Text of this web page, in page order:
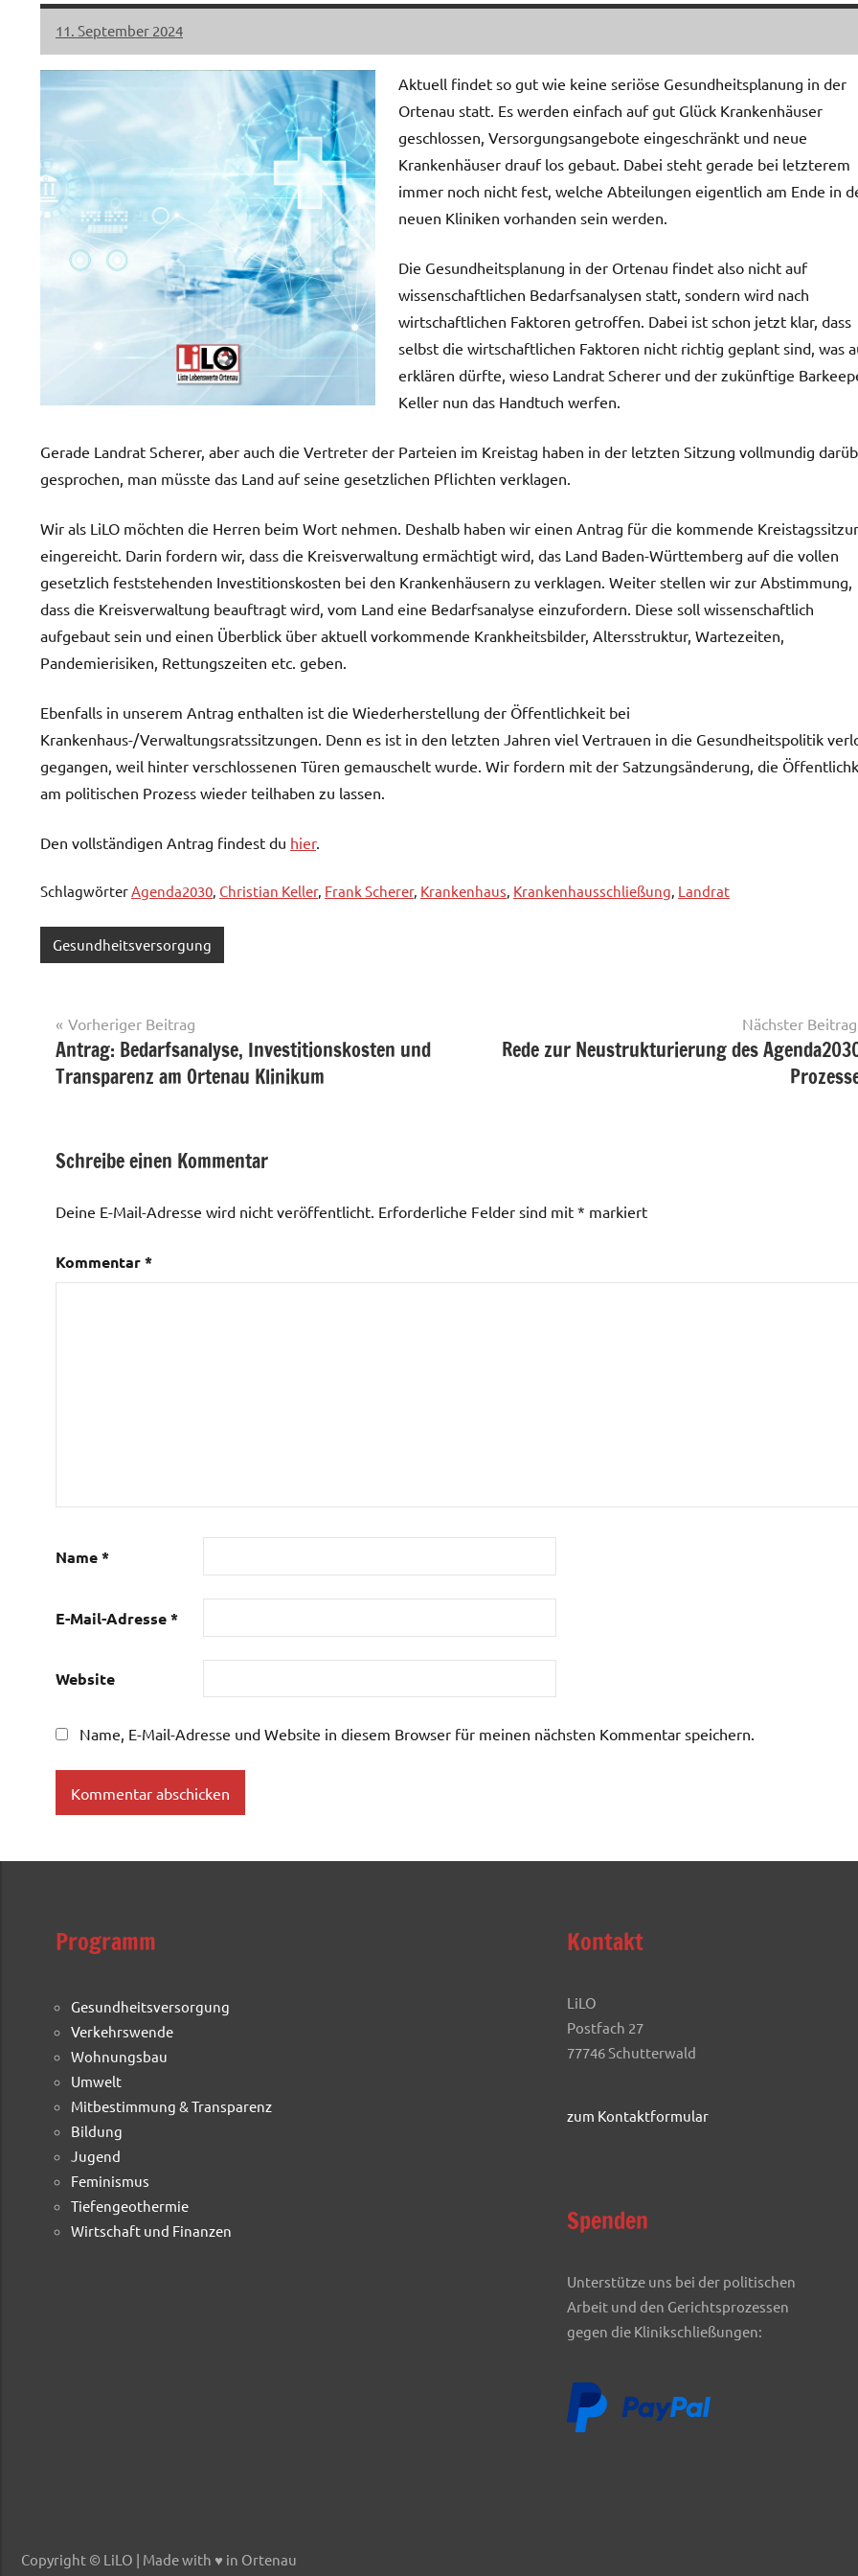
11. September 2024
LiLO
Keine
Kommentare
Aktuell findet so gut wie keine seriöse Gesundheitsplanung in der
Ortenau statt. Es werden einfach auf gut Glück Krankenhäuser
geschlossen, Versorgungsangebote eingeschränkt und neue
Krankenhäuser drauf los gebaut. Dabei steht gerade bei letzterem
immer noch nicht fest, welche Abteilungen eigentlich am Ende in
neuen Kliniken vorhanden sein werden.
Die Gesundheitsplanung in der Ortenau findet also nicht auf
wissenschaftlichen Bedarfsanalysen statt, sondern wird nach
wirtschaftlichen Faktoren getroffen. Dabei ist schon jetzt klar, dass
selbst die wirtschaftlichen Faktoren nicht richtig geplant sind, was
erklären dürfte, wieso Landrat Scherer und der zukünftige
Keller nun das Handtuch werfen.
Gerade Landrat Scherer, aber auch die Vertreter der Parteien im Kreistag haben in der letzten Sitzung vollmundig
gesprochen, man müsste das Land auf seine gesetzlichen Pflichten verklagen.
Wir als LiLO möchten die Herren beim Wort nehmen. Deshalb haben wir einen Antrag für die kommende
eingereicht. Darin fordern wir, dass die Kreisverwaltung ermächtigt wird, das Land Baden-Württemberg auf die vollen
gesetzlich feststehenden Investitionskosten bei den Krankenhäusern zu verklagen. Weiter stellen wir zur Abstimmung,
dass die Kreisverwaltung beauftragt wird, vom Land eine Bedarfsanalyse einzufordern. Diese soll wissenschaftlich
aufgebaut sein und einen Überblick über aktuell vorkommende Krankheitsbilder, Altersstruktur, Wartezeiten,
Pandemierisiken, Rettungszeiten etc. geben.
Ebenfalls in unserem Antrag enthalten ist die Wiederherstellung der Öffentlichkeit bei
Krankenhaus-/Verwaltungsratssitzungen. Denn es ist in den letzten Jahren viel Vertrauen in die Gesundheitspolitik
gegangen, weil hinter verschlossenen Türen gemauschelt wurde. Wir fordern mit der Satzungsänderung, die
am politischen Prozess wieder teilhaben zu lassen.
Den vollständigen Antrag findest du hier.
Schlagwörter Agenda2030 Christian Keller, Frank Scherer, Krankenhaus Krankenhausschließung Landrat
Gesundheitsversorgung
Vorheriger Beitrag
Antrag: Bedarfsanalyse, Investitionskosten und
Transparenz am Ortenau Klinikum
Nächster Beitrag
Rede zur Neustrukturierung des
Schreibe einen Kommentar
Deine E-Mail-Adresse wird nicht veröffentlicht. Erforderliche Felder sind mit * markiert
Kommentar*
Name*
E-Mail-Adresse*
Website
Name, E-Mail-Adresse und Website in diesem Browser für meinen nächsten Kommentar speichern.
Programm
Gesundheitsversorgung
Verkehrswende
Wohnungsbau
Umwelt
Mitbestimmung & Transparenz
Bildung
Jugend
Feminismus
Tiefengeothermie
Wirtschaft und Finanzen
Kontakt
LiLO
Postfach 27
77746 Schutterwald
zum Kontaktformular
Spenden
Unterstütze uns bei der politischen
Arbeit und den Gerichtsprozessen
gegen die Klinikschließungen:
Copyright © LiLO | Made with ♥ in Ortenau